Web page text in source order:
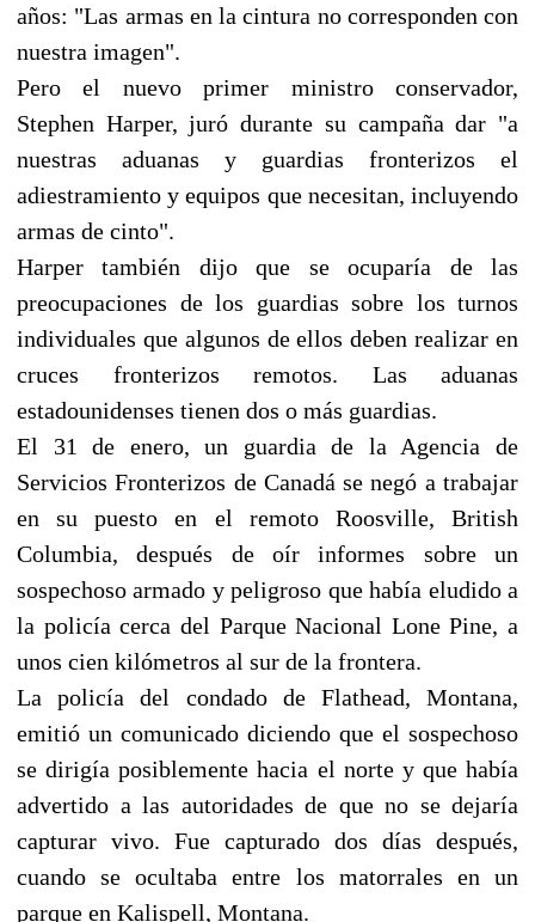
años: "Las armas en la cintura no corresponden con
nuestra imagen".
Pero el nuevo primer ministro conservador,
Stephen Harper, juró durante su campaña dar "a
nuestras aduanas y guardias fronterizos el
adiestramiento y equipos que necesitan, incluyendo
armas de cinto".
Harper también dijo que se ocuparía de las
preocupaciones de los guardias sobre los turnos
individuales que algunos de ellos deben realizar en
cruces fronterizos remotos. Las aduanas
estadounidenses tienen dos o más guardias.
El 31 de enero, un guardia de la Agencia de
Servicios Fronterizos de Canadá se negó a trabajar
en su puesto en el remoto Roosville, British
Columbia, después de oír informes sobre un
sospechoso armado y peligroso que había eludido a
la policía cerca del Parque Nacional Lone Pine, a
unos cien kilómetros al sur de la frontera.
La policía del condado de Flathead, Montana,
emitió un comunicado diciendo que el sospechoso
se dirigía posiblemente hacia el norte y que había
advertido a las autoridades de que no se dejaría
capturar vivo. Fue capturado dos días después,
cuando se ocultaba entre los matorrales en un
parque en Kalispell, Montana.